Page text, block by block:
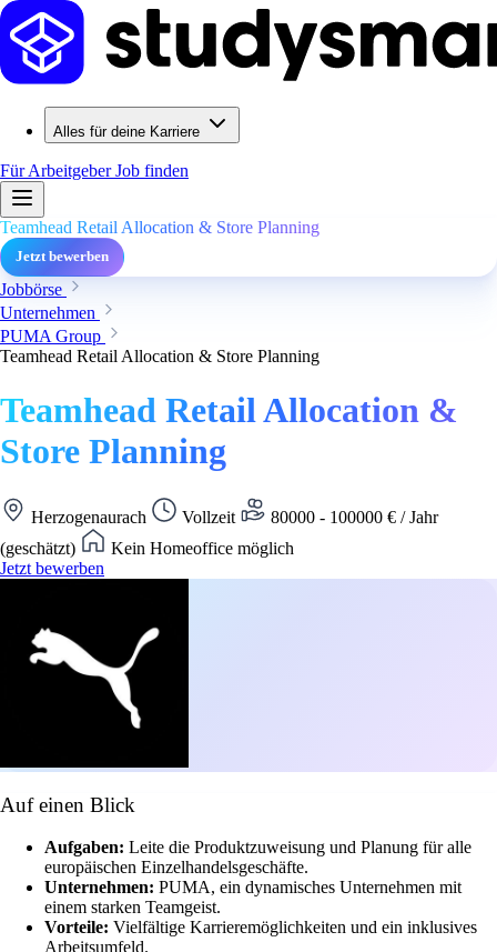
Alles für deine Karriere
Für ArbeitgeberJob finden
Teamhead Retail Allocation & Store Planning
Jetzt bewerben
Jobbörse
Unternehmen
PUMA Group
Teamhead Retail Allocation & Store Planning
Teamhead Retail Allocation &
Store Planning
Herzogenaurach Vollzeit
80000 - 100000 € / Jahr
(geschätzt)
Kein Homeoffice möglich
Jetzt bewerben
Auf einen Blick
Aufgaben: Leite die Produktzuweisung und Planung für alle
europäischen Einzelhandelsgeschäfte.
Unternehmen: PUMA, ein dynamisches Unternehmen mit
einem starken Teamgeist.
Vorteile: Vielfältige Karrieremöglichkeiten und ein inklusives
Arbeitsumfeld.